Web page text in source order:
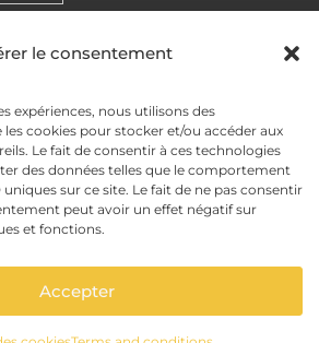
le consentement
expériences, nous utilisons des
cookies pour stocker et/ou accéder aux
Le fait de consentir à ces technologies
des données telles que le comportement
sur ce site. Le fait de ne pas consentir
peut avoir un effet négatif sur
et fonctions.
Accepter
ADD TO CART